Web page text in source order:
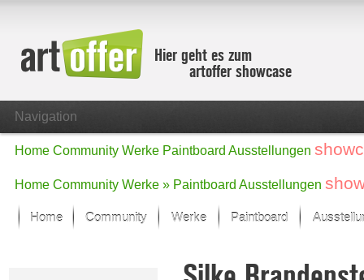
Hier geht es zum
artoffer showcase
Navigation
Home Community Werke Paintboard Ausstellungen
Home Community Werke » Paintboard Ausstellungen
Home Community Werke
Der letzte Monat im Fokus
Paintboard